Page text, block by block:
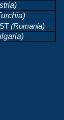
(Romania)